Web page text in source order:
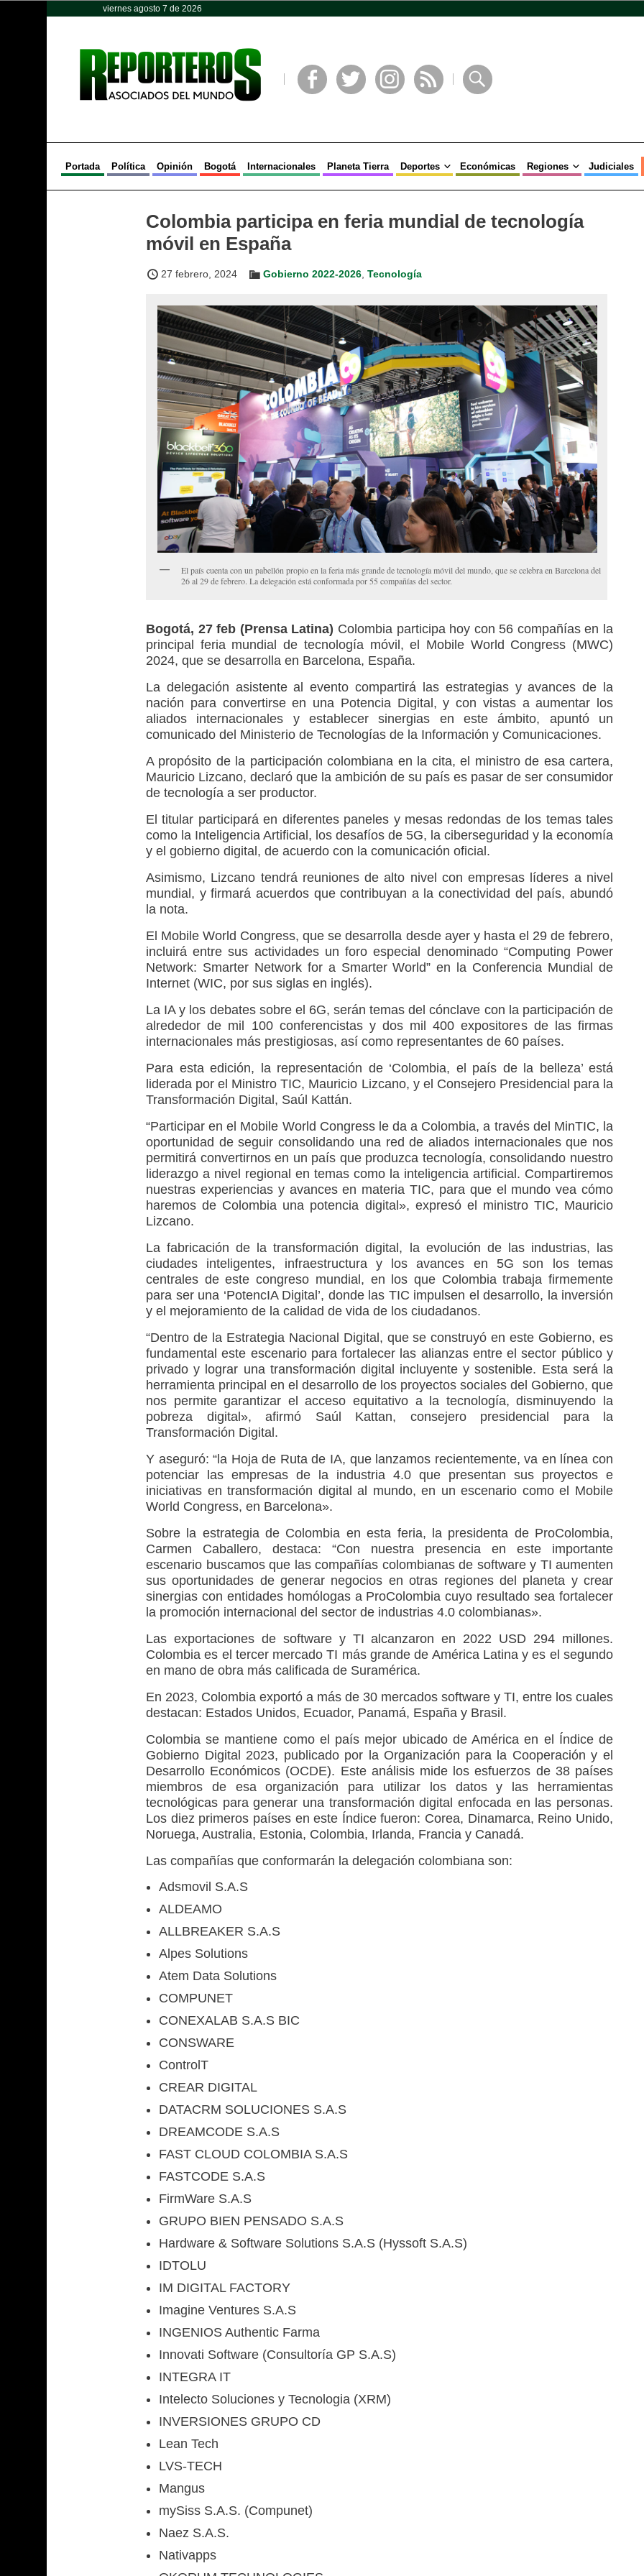
viernes agosto 7 de 2026
Portada Política Opinión Bogotá Internacionales Planeta Tierra Deportes Económicas Regiones Judiciales
Colombia participa en feria mundial de tecnología
móvil en España
27 febrero, 2024 Gobierno 2022-2026 Tecnología
El país cuenta con un pabellón propio en la feria más grande de tecnología móvil del mundo, que se celebra en Barcelona del
26 al 29 de febrero. La delegación está conformada por 55 compañías del sector.
Bogotá, 27 feb (Prensa Latina) Colombia participa hoy con 56 compañías en la
principal feria mundial de tecnología móvil, el Mobile World Congress (MWC)
2024, que se desarrolla en Barcelona, España.
La delegación asistente al evento compartirá las estrategias y avances de la
nación para convertirse en una Potencia Digital, y con vistas a aumentar los
aliados internacionales y establecer sinergias en este ámbito, apuntó un
comunicado del Ministerio de Tecnologías de la Información y Comunicaciones.
A propósito de la participación colombiana en la cita, el ministro de esa cartera,
Mauricio Lizcano, declaró que la ambición de su país es pasar de ser consumidor
de tecnología a ser productor.
El titular participará en diferentes paneles y mesas redondas de los temas tales
como la Inteligencia Artificial, los desafíos de 5G, la ciberseguridad y la economía
y el gobierno digital, de acuerdo con la comunicación oficial.
Asimismo, Lizcano tendrá reuniones de alto nivel con empresas líderes a nivel
mundial, y firmará acuerdos que contribuyan a la conectividad del país, abundó
la nota.
El Mobile World Congress, que se desarrolla desde ayer y hasta el 29 de febrero,
incluirá entre sus actividades un foro especial denominado “Computing Power
Network: Smarter Network for a Smarter World” en la Conferencia Mundial de
Internet (WIC, por sus siglas en inglés).
La IA y los debates sobre el 6G, serán temas del cónclave con la participación de
alrededor de mil 100 conferencistas y dos mil 400 expositores de las firmas
internacionales más prestigiosas, así como representantes de 60 países.
Para esta edición, la representación de ‘Colombia, el país de la belleza’ está
liderada por el Ministro TIC, Mauricio Lizcano, y el Consejero Presidencial para la
Transformación Digital, Saúl Kattán.
“Participar en el Mobile World Congress le da a Colombia, a través del MinTIC, la
oportunidad de seguir consolidando una red de aliados internacionales que nos
permitirá convertirnos en un país que produzca tecnología, consolidando nuestro
liderazgo a nivel regional en temas como la inteligencia artificial. Compartiremos
nuestras experiencias y avances en materia TIC, para que el mundo vea cómo
haremos de Colombia una potencia digital», expresó el ministro TIC, Mauricio
Lizcano.
La fabricación de la transformación digital, la evolución de las industrias, las
ciudades inteligentes, infraestructura y los avances en 5G son los temas
centrales de este congreso mundial, en los que Colombia trabaja firmemente
para ser una ‘PotencIA Digital’, donde las TIC impulsen el desarrollo, la inversión
y el mejoramiento de la calidad de vida de los ciudadanos.
“Dentro de la Estrategia Nacional Digital, que se construyó en este Gobierno, es
fundamental este escenario para fortalecer las alianzas entre el sector público y
privado y lograr una transformación digital incluyente y sostenible. Esta será la
herramienta principal en el desarrollo de los proyectos sociales del Gobierno, que
nos permite garantizar el acceso equitativo a la tecnología, disminuyendo la
pobreza digital», afirmó Saúl Kattan, consejero presidencial para la
Transformación Digital.
Y aseguró: “la Hoja de Ruta de IA, que lanzamos recientemente, va en línea con
potenciar las empresas de la industria 4.0 que presentan sus proyectos e
iniciativas en transformación digital al mundo, en un escenario como el Mobile
World Congress, en Barcelona».
Sobre la estrategia de Colombia en esta feria, la presidenta de ProColombia,
Carmen Caballero, destaca: “Con nuestra presencia en este importante
escenario buscamos que las compañías colombianas de software y TI aumenten
sus oportunidades de generar negocios en otras regiones del planeta y crear
sinergias con entidades homólogas a ProColombia cuyo resultado sea fortalecer
la promoción internacional del sector de industrias 4.0 colombianas».
Las exportaciones de software y TI alcanzaron en 2022 USD 294 millones.
Colombia es el tercer mercado TI más grande de América Latina y es el segundo
en mano de obra más calificada de Suramérica.
En 2023, Colombia exportó a más de 30 mercados software y TI, entre los cuales
destacan: Estados Unidos, Ecuador, Panamá, España y Brasil.
Colombia se mantiene como el país mejor ubicado de América en el Índice de
Gobierno Digital 2023, publicado por la Organización para la Cooperación y el
Desarrollo Económicos (OCDE). Este análisis mide los esfuerzos de 38 países
miembros de esa organización para utilizar los datos y las herramientas
tecnológicas para generar una transformación digital enfocada en las personas.
Los diez primeros países en este Índice fueron: Corea, Dinamarca, Reino Unido,
Noruega, Australia, Estonia, Colombia, Irlanda, Francia y Canadá.
Las compañías que conformarán la delegación colombiana son:
Adsmovil S.A.S
ALDEAMO
ALLBREAKER S.A.S
Alpes Solutions
Atem Data Solutions
COMPUNET
CONEXALAB S.A.S BIC
CONSWARE
ControlT
CREAR DIGITAL
DATACRM SOLUCIONES S.A.S
DREAMCODE S.A.S
FAST CLOUD COLOMBIA S.A.S
FASTCODE S.A.S
FirmWare S.A.S
GRUPO BIEN PENSADO S.A.S
Hardware & Software Solutions S.A.S (Hyssoft S.A.S)
IDTOLU
IM DIGITAL FACTORY
Imagine Ventures S.A.S
INGENIOS Authentic Farma
Innovati Software (Consultoría GP S.A.S)
INTEGRA IT
Intelecto Soluciones y Tecnologia (XRM)
INVERSIONES GRUPO CD
Lean Tech
LVS-TECH
Mangus
mySiss S.A.S. (Compunet)
Naez S.A.S.
Nativapps
Opinión Política